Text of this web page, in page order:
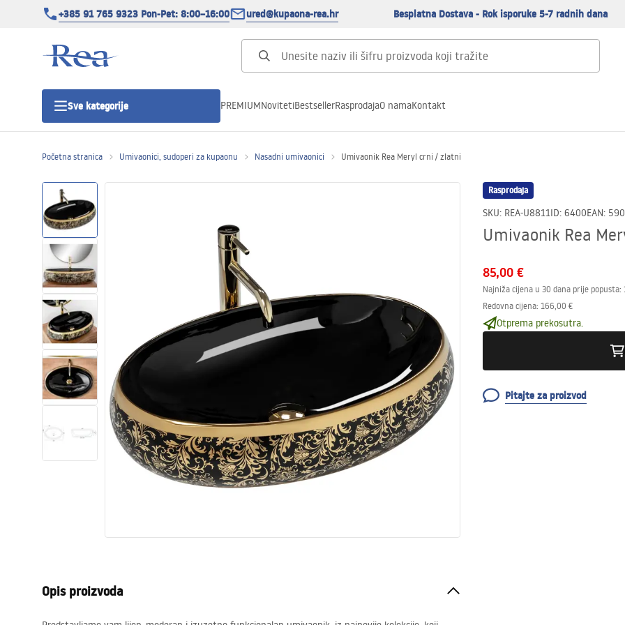
+385 91 765 9323 Pon-Pet: 8:00–16:00 ured@kupaona-rea.hr Besplatna Dostava - Rok isporuke 5-7 radnih dana
Sve kategorije
Tuš vrata
Tuš kade
Tuš Kanalice
WC školjke
Umivaonici
Kade i paravani
Miješalice, pipe, slavine
PREMIUMNovitetiBestsellerRasprodajaO namaKontakt
Početna stranica Umivaonici, sudoperi za kupaonu Nasadni umivaonici Umivaonik Rea Meryl crni / zlatni
Rasprodaja
SKU: REA-U8811ID: 6400EAN:
Umivaonik Rea
85,00 €
Najniža cijena u 30 dana prije popusta:
Redovna cijena: 166,00 €
Otprema prekosutra.
Pitajte za proizvod
Opis proizvoda